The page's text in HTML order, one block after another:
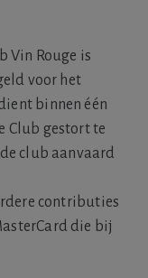
Vin Rouge is
voor het
binnen één
Club gestort te
club aanvaard
contributies
die bij